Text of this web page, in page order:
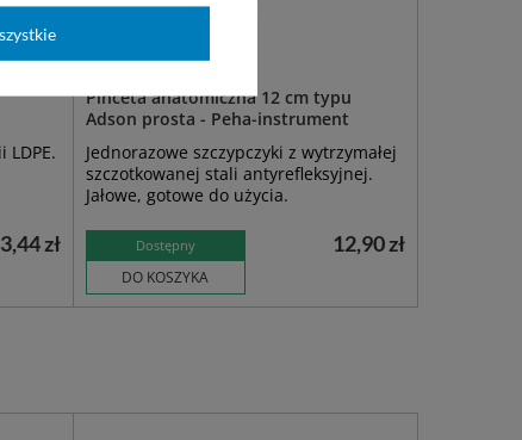
3,44 zł
Pinceta anatomiczna 12 cm typu
Adson prosta - Peha-instrument
Jednorazowe szczypczyki z wytrzymałej
szczotkowanej stali antyrefleksyjnej.
Jałowe, gotowe do użycia.
Dostępny
DO KOSZYKA
12,90 zł